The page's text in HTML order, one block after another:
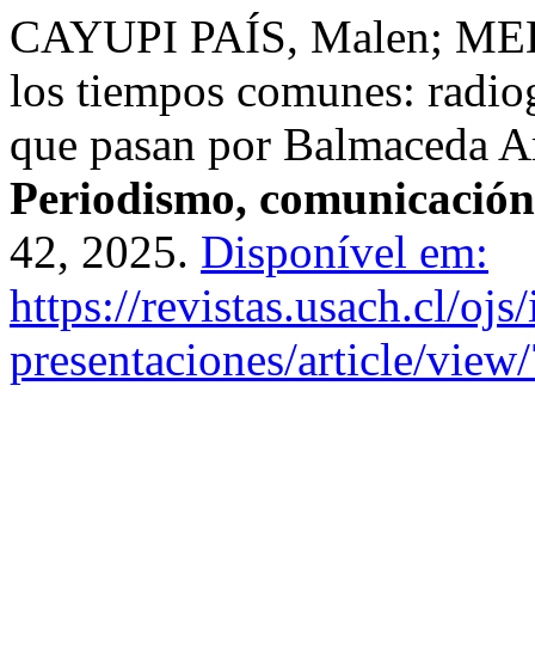
CAYUPI PAÍS, Malen;
los tiempos comunes:
que pasan por Balmaceda
Periodismo,
42, 2025. Disponível em:
https://revistas.usach.cl/
presentaciones/article/